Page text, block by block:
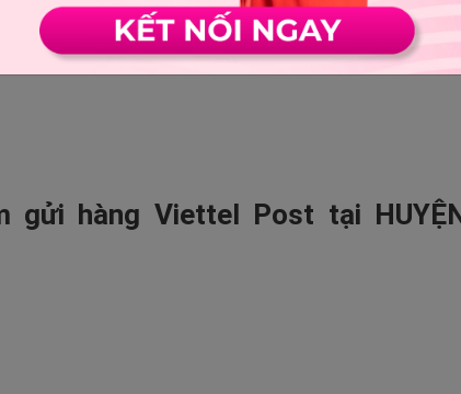
gửi hàng Viettel Post tại